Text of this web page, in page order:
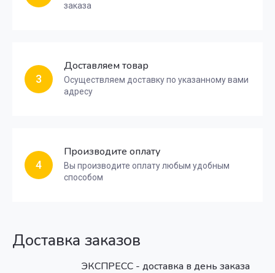
заказа
3
Доставляем товар
Осуществляем доставку по указанному вами
адресу
4
Производите оплату
Вы производите оплату любым удобным
способом
Доставка заказов
ЭКСПРЕСС - доставка в день заказа